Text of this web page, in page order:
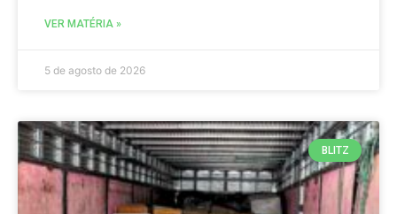
VER MATÉRIA »
5 de agosto de 2026
BLITZ